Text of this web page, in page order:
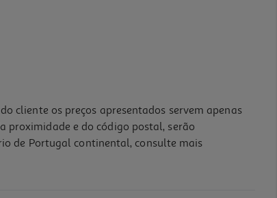
cliente os preços apresentados servem apenas
proximidade e do código postal, serão
de Portugal continental, consulte mais